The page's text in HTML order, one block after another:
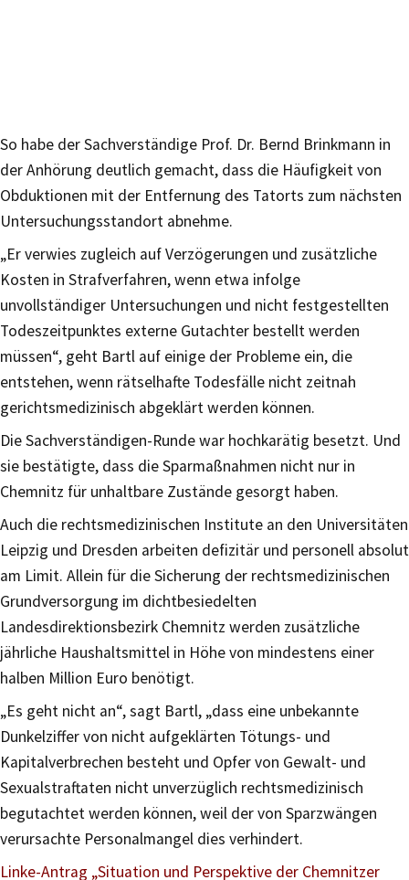
So habe der Sachverständige Prof. Dr. Bernd Brinkmann in
der Anhörung deutlich gemacht, dass die Häufigkeit von
Obduktionen mit der Entfernung des Tatorts zum nächsten
Untersuchungsstandort abnehme.
„Er verwies zugleich auf Verzögerungen und zusätzliche
Kosten in Strafverfahren, wenn etwa infolge
unvollständiger Untersuchungen und nicht festgestellten
Todeszeitpunktes externe Gutachter bestellt werden
müssen“, geht Bartl auf einige der Probleme ein, die
entstehen, wenn rätselhafte Todesfälle nicht zeitnah
gerichtsmedizinisch abgeklärt werden können.
Die Sachverständigen-Runde war hochkarätig besetzt. Und
sie bestätigte, dass die Sparmaßnahmen nicht nur in
Chemnitz für unhaltbare Zustände gesorgt haben.
Auch die rechtsmedizinischen Institute an den Universitäten
Leipzig und Dresden arbeiten defizitär und personell absolut
am Limit. Allein für die Sicherung der rechtsmedizinischen
Grundversorgung im dichtbesiedelten
Landesdirektionsbezirk Chemnitz werden zusätzliche
jährliche Haushaltsmittel in Höhe von mindestens einer
halben Million Euro benötigt.
„Es geht nicht an“, sagt Bartl, „dass eine unbekannte
Dunkelziffer von nicht aufgeklärten Tötungs- und
Kapitalverbrechen besteht und Opfer von Gewalt- und
Sexualstraftaten nicht unverzüglich rechtsmedizinisch
begutachtet werden können, weil der von Sparzwängen
verursachte Personalmangel dies verhindert.
Linke-Antrag „Situation und Perspektive der Chemnitzer